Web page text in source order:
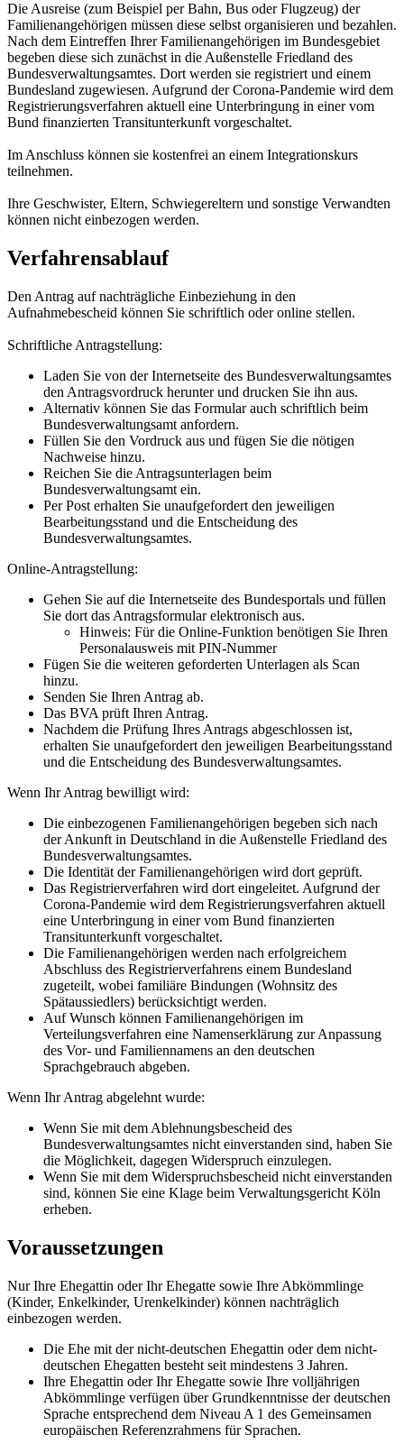
Die Ausreise (zum Beispiel per Bahn, Bus oder Flugzeug) der
Familienangehörigen müssen diese selbst organisieren und bezahlen.
Nach dem Eintreffen Ihrer Familienangehörigen im Bundesgebiet
begeben diese sich zunächst in die Außenstelle Friedland des
Bundesverwaltungsamtes. Dort werden sie registriert und einem
Bundesland zugewiesen. Aufgrund der Corona-Pandemie wird dem
Registrierungsverfahren aktuell eine Unterbringung in einer vom
Bund finanzierten Transitunterkunft vorgeschaltet.
Im Anschluss können sie kostenfrei an einem Integrationskurs
teilnehmen.
Ihre Geschwister, Eltern, Schwiegereltern und sonstige Verwandten
können nicht einbezogen werden.
Verfahrensablauf
Den Antrag auf nachträgliche Einbeziehung in den
Aufnahmebescheid können Sie schriftlich oder online stellen.
Schriftliche Antragstellung:
Laden Sie von der Internetseite des Bundesverwaltungsamtes
den Antragsvordruck herunter und drucken Sie ihn aus.
Alternativ können Sie das Formular auch schriftlich beim
Bundesverwaltungsamt anfordern.
Füllen Sie den Vordruck aus und fügen Sie die nötigen
Nachweise hinzu.
Reichen Sie die Antragsunterlagen beim
Bundesverwaltungsamt ein.
Per Post erhalten Sie unaufgefordert den jeweiligen
Bearbeitungsstand und die Entscheidung des
Bundesverwaltungsamtes.
Online-Antragstellung:
Gehen Sie auf die Internetseite des Bundesportals und füllen
Sie dort das Antragsformular elektronisch aus.
Hinweis: Für die Online-Funktion benötigen Sie Ihren
Personalausweis mit PIN-Nummer
Fügen Sie die weiteren geforderten Unterlagen als Scan
hinzu.
Senden Sie Ihren Antrag ab.
Das BVA prüft Ihren Antrag.
Nachdem die Prüfung Ihres Antrags abgeschlossen ist,
erhalten Sie unaufgefordert den jeweiligen Bearbeitungsstand
und die Entscheidung des Bundesverwaltungsamtes.
Wenn Ihr Antrag bewilligt wird:
Die einbezogenen Familienangehörigen begeben sich nach
der Ankunft in Deutschland in die Außenstelle Friedland des
Bundesverwaltungsamtes.
Die Identität der Familienangehörigen wird dort geprüft.
Das Registrierverfahren wird dort eingeleitet. Aufgrund der
Corona-Pandemie wird dem Registrierungsverfahren aktuell
eine Unterbringung in einer vom Bund finanzierten
Transitunterkunft vorgeschaltet.
Die Familienangehörigen werden nach erfolgreichem
Abschluss des Registrierverfahrens einem Bundesland
zugeteilt, wobei familiäre Bindungen (Wohnsitz des
Spätaussiedlers) berücksichtigt werden.
Auf Wunsch können Familienangehörigen im
Verteilungsverfahren eine Namenserklärung zur Anpassung
des Vor- und Familiennamens an den deutschen
Sprachgebrauch abgeben.
Wenn Ihr Antrag abgelehnt wurde:
Wenn Sie mit dem Ablehnungsbescheid des
Bundesverwaltungsamtes nicht einverstanden sind, haben Sie
die Möglichkeit, dagegen Widerspruch einzulegen.
Wenn Sie mit dem Widerspruchsbescheid nicht einverstanden
sind, können Sie eine Klage beim Verwaltungsgericht Köln
erheben.
Voraussetzungen
Nur Ihre Ehegattin oder Ihr Ehegatte sowie Ihre Abkömmlinge
(Kinder, Enkelkinder, Urenkelkinder) können nachträglich
einbezogen werden.
Die Ehe mit der nicht-deutschen Ehegattin oder dem nicht-
deutschen Ehegatten besteht seit mindestens 3 Jahren.
Ihre Ehegattin oder Ihr Ehegatte sowie Ihre volljährigen
Abkömmlinge verfügen über Grundkenntnisse der deutschen
Sprache entsprechend dem Niveau A 1 des Gemeinsamen
europäischen Referenzrahmens für Sprachen.